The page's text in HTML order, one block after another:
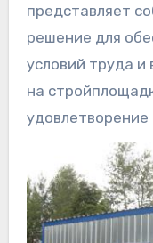
представляет
решение для
условий труда
на